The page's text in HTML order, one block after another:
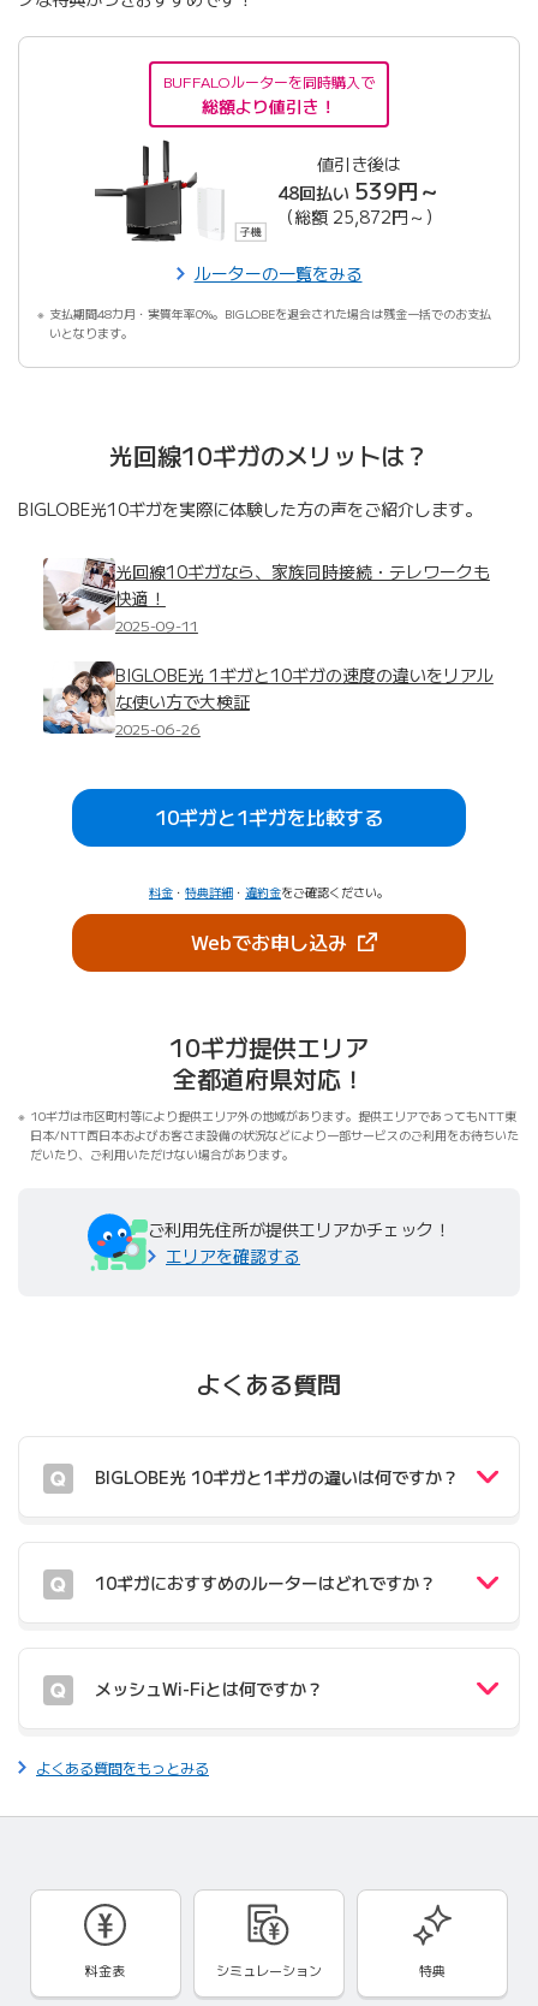
BUFFALOルーターを同時購入で
総額より値引き！
値引き後は
48回払い 539円～
（総額 25,872円～）
ルーターの一覧をみる
支払期間48カ月・実質年率0%。BIGLOBEを退会された場合は残金一括でのお支払
いとなります。
光回線10ギガのメリットは？
BIGLOBE光10ギガを実際に体験した方の声をご紹介します。
光回線10ギガなら、家族同時接続・テレワークも
快適！
2025-09-11
BIGLOBE光 1ギガと10ギガの速度の違いをリアル
な使い方で大検証
2025-06-26
10ギガと1ギガを比較する
料金 ・ 特典詳細 ・ 違約金をご確認ください。
Webでお申し込み（新しいタブで開き
10ギガ提供エリア
全都道府県対応！
10ギガは市区町村等により提供エリア外の地域があります。提供エリアであってもNTT東
日本/NTT西日本およびお客さま設備の状況などにより一部サービスのご利用をお待ちいた
だいたり、ご利用いただけない場合があります。
ご利用先住所が提供エリアかチェック！
エリアを確認する
よくある質問
BIGLOBE光 10ギガと1ギガの違いは何ですか？
10ギガにおすすめのルーターはどれですか？
メッシュWi-Fiとは何ですか？
よくある質問をもっとみる
料金表 シミュレーション 特典